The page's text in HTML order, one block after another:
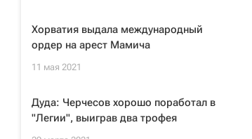
Хорватия выдала международный
ордер на арест Мамича
11 мая 2021
Дуда: Черчесов хорошо поработал в
"Легии", выиграв два трофея